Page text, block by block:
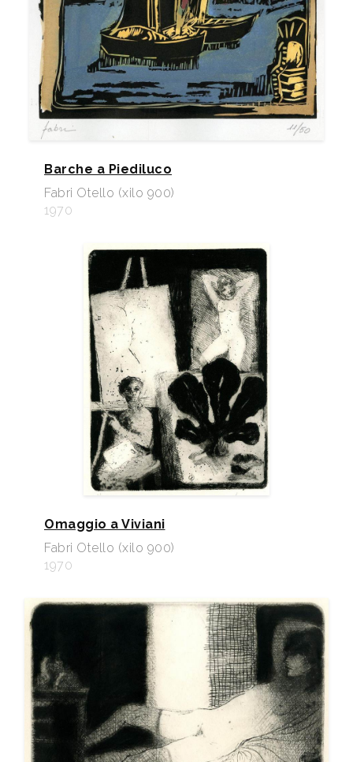
Barche a Piediluco
Fabri Otello (xilo 900)
1970
Omaggio a Viviani
Fabri Otello (xilo 900)
1970